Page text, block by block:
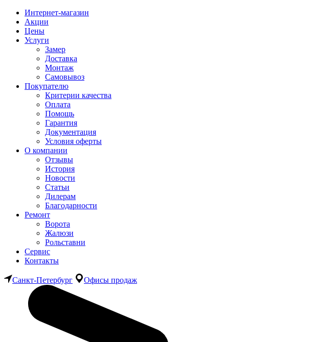
Интернет-магазин
Акции
Цены
Услуги
Замер
Доставка
Монтаж
Самовывоз
Покупателю
Критерии качества
Оплата
Помощь
Гарантия
Документация
Условия оферты
О компании
Отзывы
История
Новости
Статьи
Дилерам
Благодарности
Ремонт
Ворота
Жалюзи
Рольставни
Сервис
Контакты
Санкт-Петербург Офисы продаж